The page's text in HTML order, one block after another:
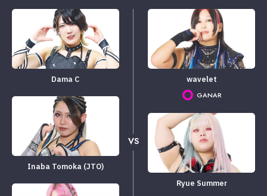
Dama C
Inaba Tomoka (JTO)
VS
wavelet
GANAR
Ryue Summer